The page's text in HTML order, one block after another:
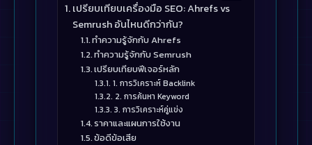
เปรียบเทียบเครื่องมือ SEO: Ahrefs vs
Semrush อันไหนดีกว่ากัน?
ทำความรู้จักกับ Ahrefs
ทำความรู้จักกับ Semrush
เปรียบเทียบฟีเจอร์หลัก
1. การวิเคราะห์ Backlink
2. การค้นหา Keyword
3. การวิเคราะห์คู่แข่ง
ราคาและแผนการใช้งาน
ข้อดีข้อเสีย